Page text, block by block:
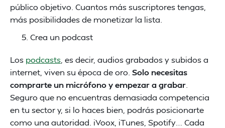
público objetivo. Cuantos más suscriptores tengas,
más posibilidades de monetizar la lista.
Crea un podcast
Los podcasts , es decir, audios grabados y subidos a
internet, viven su época de oro. Solo necesitas
comprarte un micrófono y empezar a grabar
Seguro que no encuentras demasiada competencia
en tu sector y, si lo haces bien, podrás posicionarte
como una autoridad. iVoox, iTunes, Spotify… Cada